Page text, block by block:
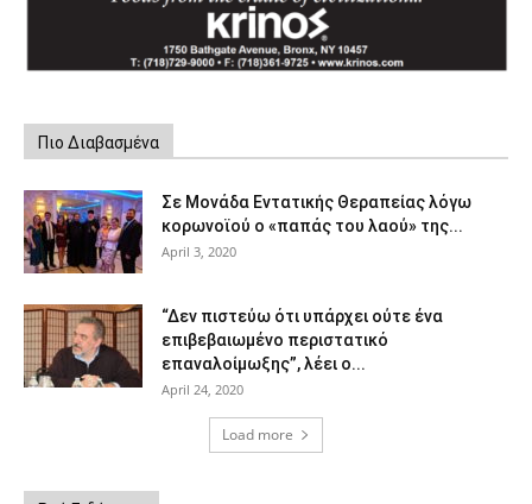
Πιο Διαβασμένα
Σε Μονάδα Εντατικής Θεραπείας λόγω
κορωνοϊού ο «παπάς του λαού» της...
April 3, 2020
“Δεν πιστεύω ότι υπάρχει ούτε ένα
επιβεβαιωμένο περιστατικό
επαναλοίμωξης”, λέει ο...
April 24, 2020
Load more